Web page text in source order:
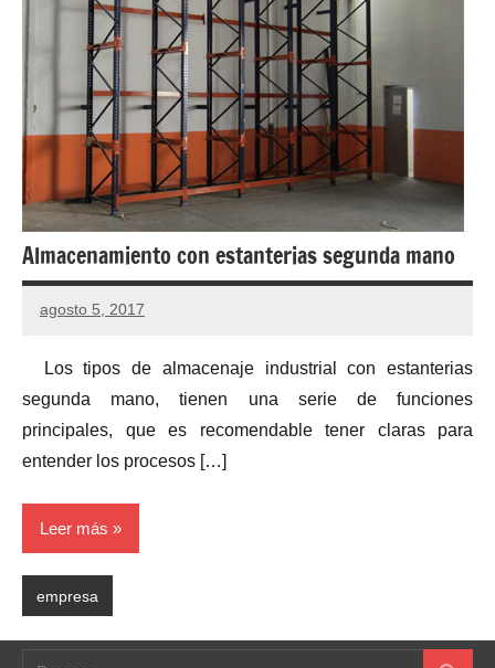
Almacenamiento con estanterias segunda mano
agosto 5, 2017
No
comentarios
Los tipos de almacenaje industrial con estanterias
segunda mano, tienen una serie de funciones
principales, que es recomendable tener claras para
entender los procesos […]
Leer más
empresa